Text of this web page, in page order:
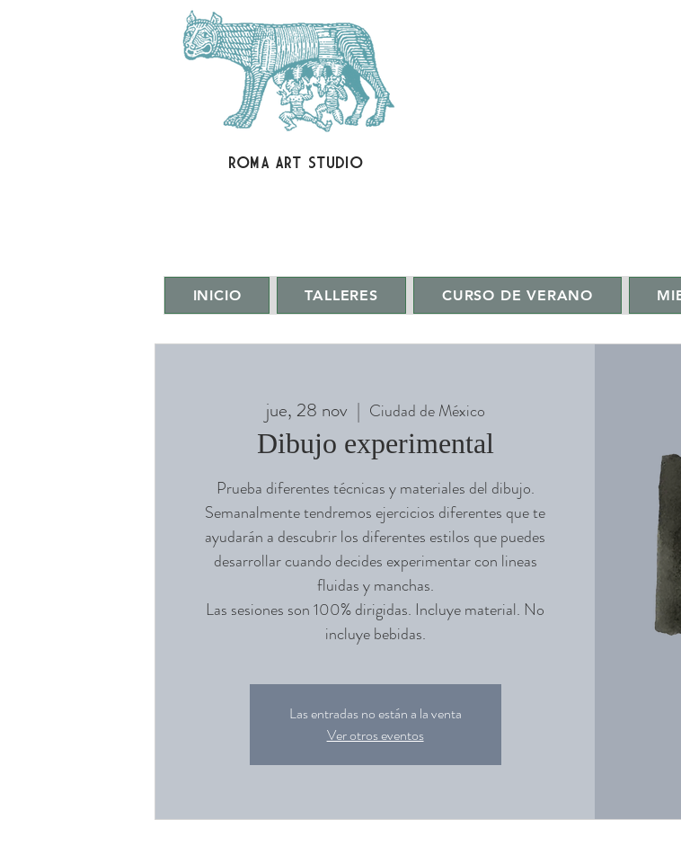
ROMA ART STUDIO
INICIO TALLERES CURSO DE VERANO
jue, 28 nov
  |
Ciudad de México
Dibujo experimental
Prueba diferentes técnicas y materiales del dibujo.
Semanalmente tendremos ejercicios diferentes que te
ayudarán a descubrir los diferentes estilos que puedes
desarrollar cuando decides experimentar con lineas
fluidas y manchas.
Las sesiones son 100% dirigidas. Incluye material. No
incluye bebidas.
Las entradas no están a la venta
Ver otros eventos